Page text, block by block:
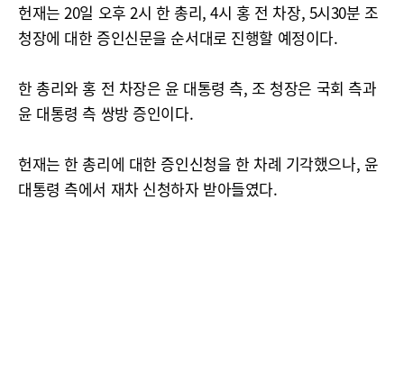
헌재는 20일 오후 2시 한 총리, 4시 홍 전 차장, 5시30분 조
청장에 대한 증인신문을 순서대로 진행할 예정이다.
한 총리와 홍 전 차장은 윤 대통령 측, 조 청장은 국회 측과
윤 대통령 측 쌍방 증인이다.
헌재는 한 총리에 대한 증인신청을 한 차례 기각했으나, 윤
대통령 측에서 재차 신청하자 받아들였다.